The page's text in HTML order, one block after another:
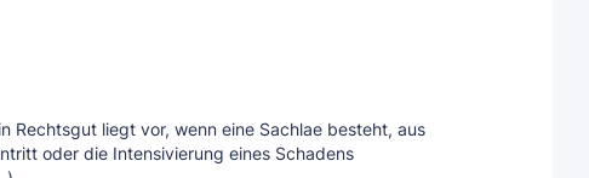
Rechtsgut liegt vor, wenn eine Sachlae besteht, aus
oder die Intensivierung eines Schadens